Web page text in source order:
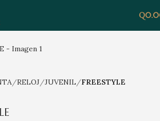
Q
RELOJ JUVENIL
FREESTYLE